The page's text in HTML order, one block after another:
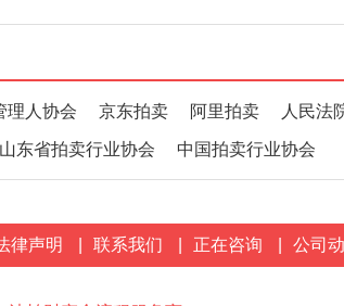
理人协会 京东拍卖 阿里拍卖 人民法
山东省拍卖行业协会 中国拍卖行业协会
律声明 联系我们 正在咨询 公司